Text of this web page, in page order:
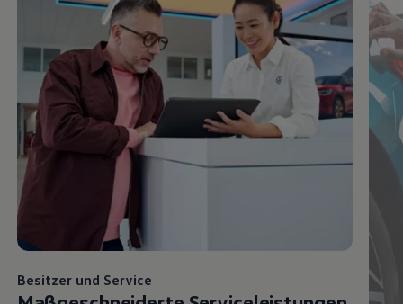
Besitzer und Service